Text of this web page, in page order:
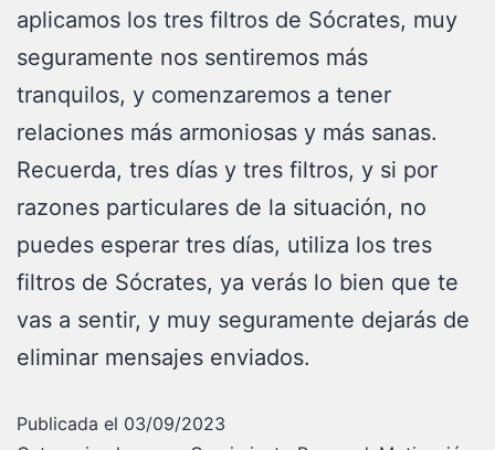
aplicamos los tres filtros de Sócrates, muy
seguramente nos sentiremos más
tranquilos, y comenzaremos a tener
relaciones más armoniosas y más sanas.
Recuerda, tres días y tres filtros, y si por
razones particulares de la situación, no
puedes esperar tres días, utiliza los tres
filtros de Sócrates, ya verás lo bien que te
vas a sentir, y muy seguramente dejarás de
eliminar mensajes enviados.
Publicada el 03/09/2023